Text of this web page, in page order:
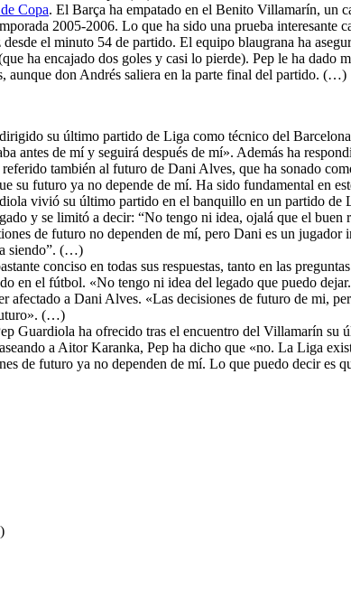
Copa. El Barça ha empatado en el Benito Villamarín, un
2005-2006. Lo que ha sido una prueba interesante
el minuto 54 de partido. El equipo blaugrana ha
ha encajado dos goles y casi lo pierde). Pep le ha
aunque don Andrés saliera en la parte final del partido. (…)
su último partido de Liga como técnico del
de mí y seguirá después de mí». Además ha
también al futuro de Dani Alves, que ha sonado
su futuro ya no depende de mí. Ha sido fundamental en
vivió su último partido en el banquillo en un partido de
y se limitó a decir: “No tengo ni idea, ojalá que el buen
de futuro no dependen de mí, pero Dani es un jugador
siendo”. (…)
conciso en todas sus respuestas, tanto en las
en el fútbol. «No tengo ni idea del legado que puedo
a Dani Alves. «Las decisiones de futuro de mi,
(…)
Guardiola ha ofrecido tras el encuentro del Villamarín su
a Aitor Karanka, Pep ha dicho que «no. La Liga
de futuro ya no dependen de mí. Lo que puedo decir es